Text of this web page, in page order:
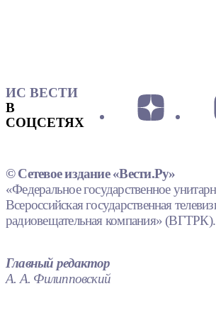
ИС ВЕСТИ
В
СОЦСЕТЯХ
© Сетевое издание «Вести.Ру»
«Федеральное государственное
Всероссийская государственная
радиовещательная компания» (ВГТРК).
Главный редактор
А. А. Филипповский